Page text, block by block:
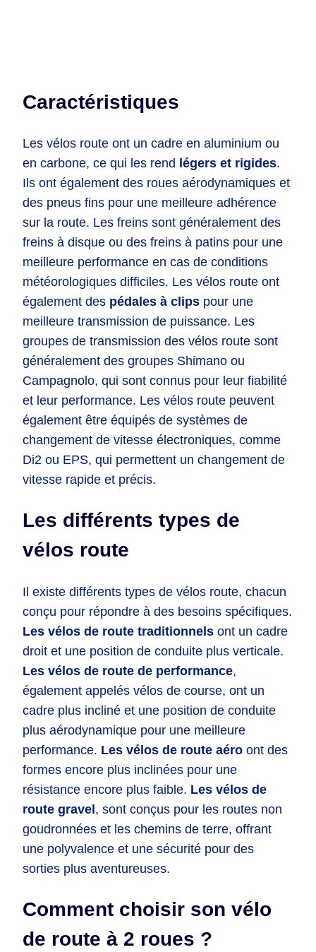
Caractéristiques
Les vélos route ont un cadre en aluminium ou
en carbone, ce qui les rend légers et rigides.
Ils ont également des roues aérodynamiques et
des pneus fins pour une meilleure adhérence
sur la route. Les freins sont généralement des
freins à disque ou des freins à patins pour une
meilleure performance en cas de conditions
météorologiques difficiles. Les vélos route ont
également des pédales à clips pour une
meilleure transmission de puissance. Les
groupes de transmission des vélos route sont
généralement des groupes Shimano ou
Campagnolo, qui sont connus pour leur fiabilité
et leur performance. Les vélos route peuvent
également être équipés de systèmes de
changement de vitesse électroniques, comme
Di2 ou EPS, qui permettent un changement de
vitesse rapide et précis.
Les différents types de
vélos route
Il existe différents types de vélos route, chacun
conçu pour répondre à des besoins spécifiques.
Les vélos de route traditionnels ont un cadre
droit et une position de conduite plus verticale.
Les vélos de route de performance,
également appelés vélos de course, ont un
cadre plus incliné et une position de conduite
plus aérodynamique pour une meilleure
performance. Les vélos de route aéro ont des
formes encore plus inclinées pour une
résistance encore plus faible. Les vélos de
route gravel, sont conçus pour les routes non
goudronnées et les chemins de terre, offrant
une polyvalence et une sécurité pour des
sorties plus aventureuses.
Comment choisir son vélo
de route à 2 roues ?